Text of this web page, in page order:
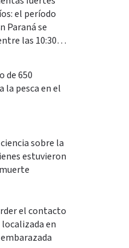
el período
Paraná se
las 10:30 y
de 650
la pesca en el
sobre la
estuvieron
el contacto
en